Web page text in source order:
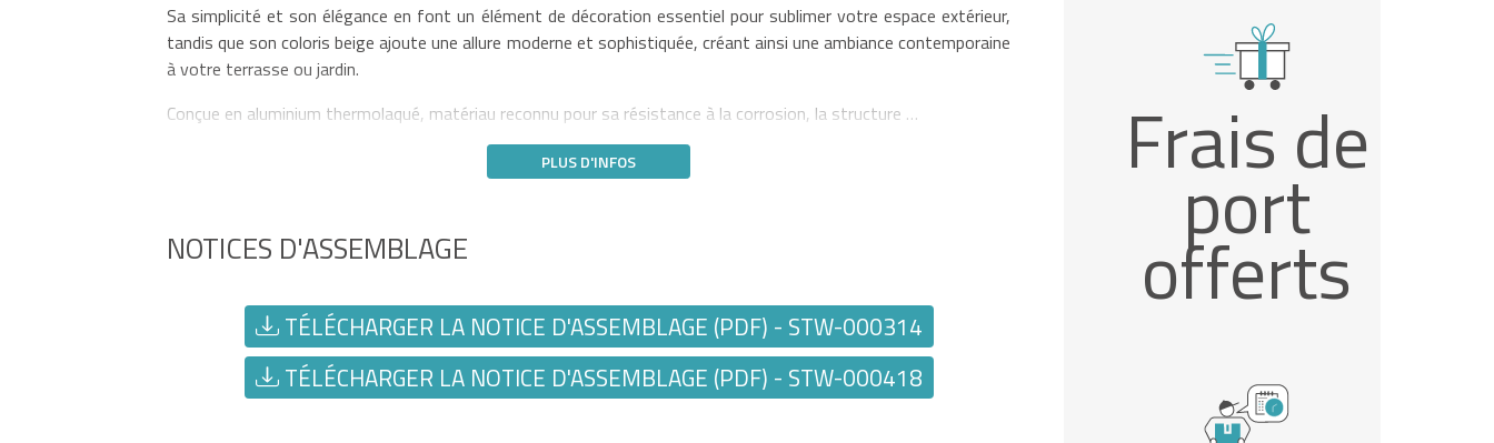
Sa simplicité et son élégance en font un élément de décoration essentiel pour sublimer votre espace extérieur,
tandis que son coloris beige ajoute une allure moderne et sophistiquée, créant ainsi une ambiance contemporaine
à votre terrasse ou jardin.
Conçue en aluminium thermolaqué, matériau reconnu pour sa résistance à la corrosion, la structure …
PLUS D'INFOS
NOTICES D'ASSEMBLAGE
TÉLÉCHARGER LA NOTICE D'ASSEMBLAGE (PDF) - STW-000314
TÉLÉCHARGER LA NOTICE D'ASSEMBLAGE (PDF) - STW-000418
Frais de
port
offerts